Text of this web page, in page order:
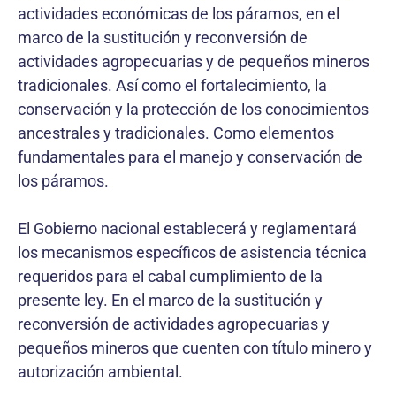
actividades económicas de los páramos, en el
marco de la sustitución y reconversión de
actividades agropecuarias y de pequeños mineros
tradicionales. Así como el fortalecimiento, la
conservación y la protección de los conocimientos
ancestrales y tradicionales. Como elementos
fundamentales para el manejo y conservación de
los páramos.
El Gobierno nacional establecerá y reglamentará
los mecanismos específicos de asistencia técnica
requeridos para el cabal cumplimiento de la
presente ley. En el marco de la sustitución y
reconversión de actividades agropecuarias y
pequeños mineros que cuenten con título minero y
autorización ambiental.